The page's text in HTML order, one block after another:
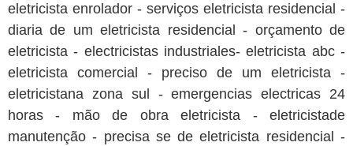
eletricista enrolador - serviços eletricista residencial -
diaria de um eletricista residencial - orçamento de
eletricista - electricistas industriales- eletricista abc -
eletricista comercial - preciso de um eletricista -
eletricistana zona sul - emergencias electricas 24
horas - mão de obra eletricista - eletricistade
manutenção - precisa se de eletricista residencial -